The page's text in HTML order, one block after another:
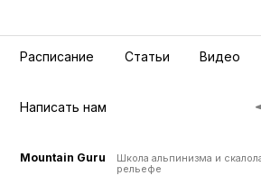
Расписание Статьи Видео
Написать нам
Mountain Guru
Школа альпинизма и
рельефе